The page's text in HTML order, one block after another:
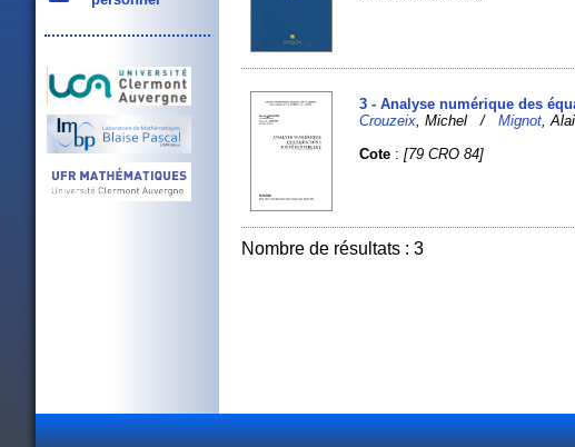
3 - Analyse numérique des
Crouzeix , Michel /Mignot ,
Cote :[79 CRO 84]
Nombre de résultats : 3